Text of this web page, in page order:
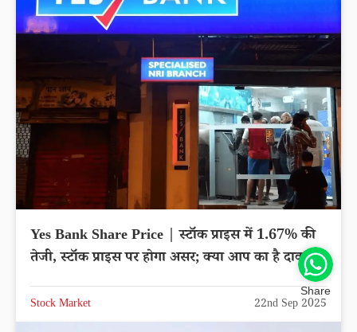
Yes Bank Share Price | स्टॉक प्राइस में 1.67% की
तेजी, स्टॉक प्राइस पर होगा असर; क्या आप का है दाव?
Stock Market 22nd Sep 2025
Share